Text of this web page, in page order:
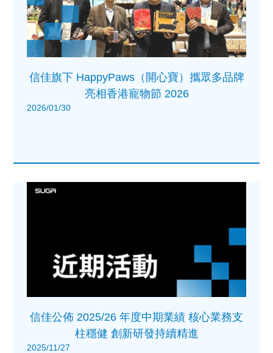
信佳旗下 HappyPaws（開心寶）攜眾多品牌
亮相香港寵物節 2026
2026/01/30
信佳公佈 2025/26 年度中期業績 核心業務支
柱穩健 創新研發持續精進
2025/11/27